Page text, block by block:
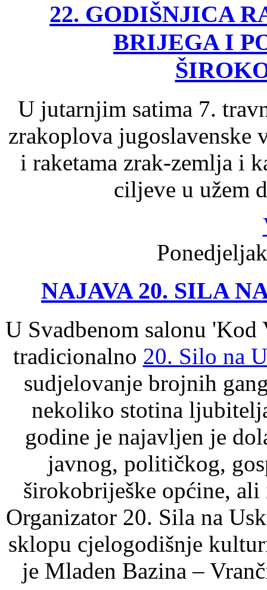
22. GODIŠNJICA
BRIJEGA I
U jutarnjim satima 7.
zrakoplova jugoslavenske
i raketama zrak-zemlja i
ciljeve u užem
NAJAVA 20. SILA
U Svadbenom salonu 'Kod
tradicionalno 20. Silo na
sudjelovanje brojnih
nekoliko stotina
godine je najavljen je
javnog, političkog,
širokobriješke općine,
Organizator 20. Sila na
sklopu cjelogodišnje
je Mladen Bazina –